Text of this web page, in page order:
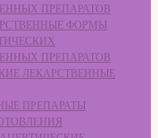
ПРЕПАРАТОВ
ФОРМЫ
ПРЕПАРАТОВ
ЛЕКАРСТВЕННЫЕ
ПРЕПАРАТЫ